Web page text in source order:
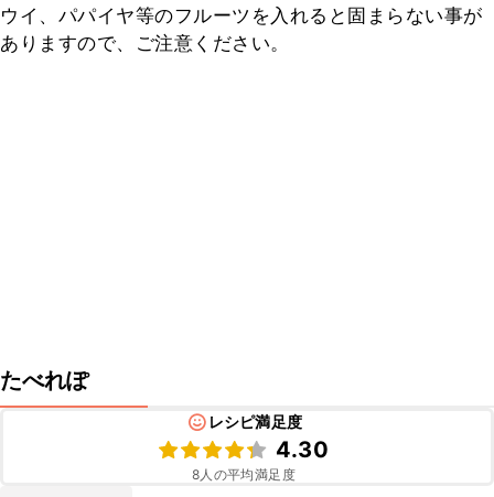
ウイ、パパイヤ等のフルーツを入れると固まらない事が
ありますので、ご注意ください。
たべれぽ
レシピ満足度
4.30
8人の平均満足度